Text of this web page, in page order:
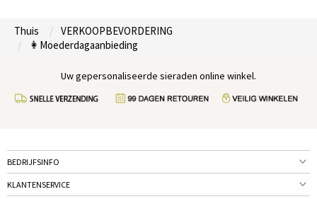
Thuis
VERKOOPBEVORDERING
👩Moederdagaanbieding
Uw gepersonaliseerde sieraden online winkel.
BEDRIJFSINFO
KLANTENSERVICE